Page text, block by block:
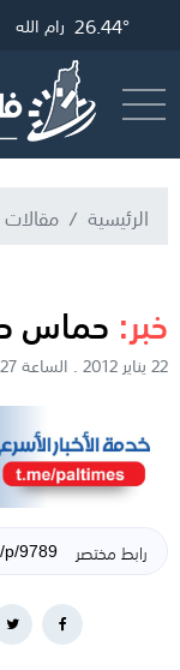
28.36° غزة 26.68° القدس 26.44° رام الله
الرئيسية مقالات
خبر: حماس
22 يناير 2012 . الساعة 02:27 م بتوقيت القدس
رابط مختصر